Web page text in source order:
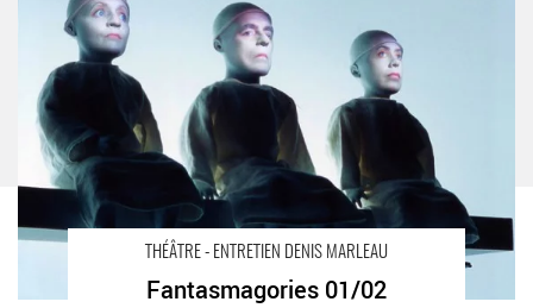
THÉÂTRE - ENTRETIEN DENIS MARLEAU
Fantasmagories 01/02